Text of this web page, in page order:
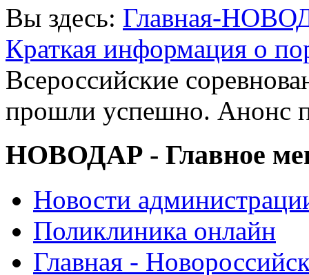
Вы здесь: Главная-
Краткая информация о
Всероссийские
прошли успешно. Анонс
НОВОДАР - Главное
Новости
Поликлиника онлайн
Главная -